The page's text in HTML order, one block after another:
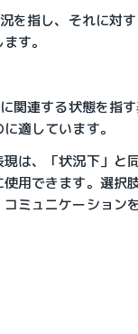
を指し、それに対
す。
関連する状態を指
適しています。
は、「状況下」と
用できます。選択
ミュニケーション